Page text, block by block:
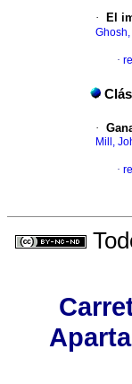
· El
·
·
Mill,
·